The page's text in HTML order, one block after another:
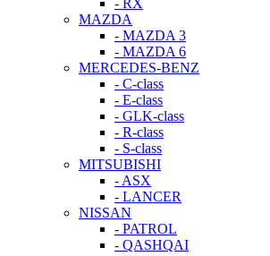
- RX
MAZDA
- MAZDA 3
- MAZDA 6
MERCEDES-BENZ
- C-class
- E-class
- GLK-class
- R-class
- S-class
MITSUBISHI
- ASX
- LANCER
NISSAN
- PATROL
- QASHQAI